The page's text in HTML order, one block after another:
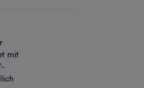
mit